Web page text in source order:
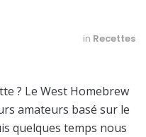
in Recettes
? Le West Homebrew
amateurs basé sur le
quelques temps nous